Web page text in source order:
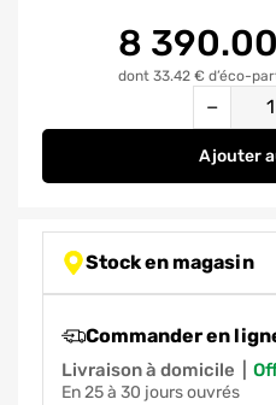
8 390.00
dont 33.42 € d’éco-
−
Ajouter
Stock en magasin
Commander en
Livraison à domicile
en 25 à 30 jours ouvrés